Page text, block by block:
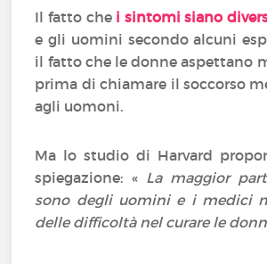
Il fatto che i sintomi siano
e gli uomini secondo alcuni
il fatto che le donne aspettano
prima di chiamare il soccorso
agli uomoni.
Ma lo studio di Harvard
spiegazione: « La maggior
sono degli uomini e i medici
delle difficoltà nel curare le